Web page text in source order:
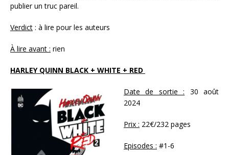
publier un truc pareil.
Verdict : à lire pour les auteurs
À lire avant : rien
HARLEY QUINN BLACK + WHITE + RED
Date de sortie : 30 août
2024
Prix : 22€/232 pages
Episodes : #1-6